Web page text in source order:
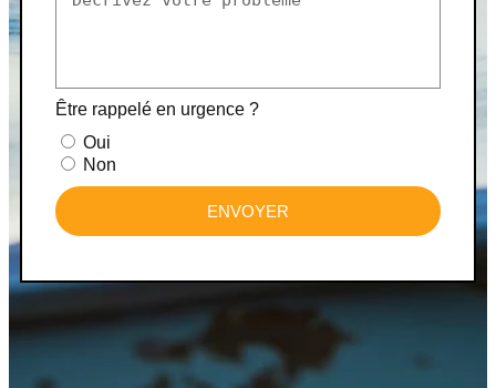
Être rappelé en urgence ?
Oui
Non
ENVOYER